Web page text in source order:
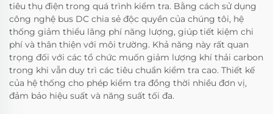
tiêu thụ điện trong quá trình kiểm tra. Bằng cách sử dụng
công nghệ bus DC chia sẻ độc quyền của chúng tôi, hệ
thống giảm thiểu lãng phí năng lượng, giúp tiết kiệm chi
phí và thân thiện với môi trường. Khả năng này rất quan
trọng đối với các tổ chức muốn giảm lượng khí thải carbon
trong khi vẫn duy trì các tiêu chuẩn kiểm tra cao. Thiết kế
của hệ thống cho phép kiểm tra đồng thời nhiều đơn vị,
đảm bảo hiệu suất và năng suất tối đa.